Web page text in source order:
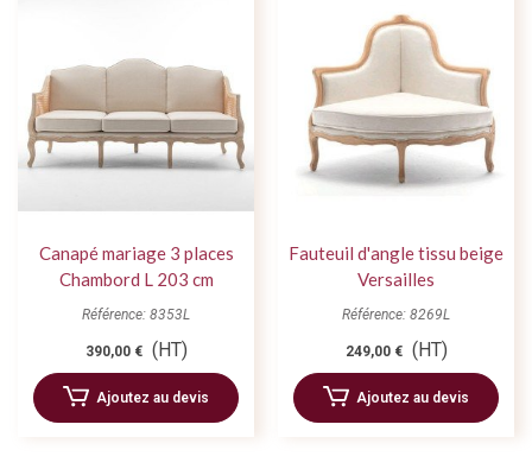
Canapé mariage 3 places
Chambord L 203 cm
Référence: 8353L
390,00 € (HT)
Ajoutez au devis
Fauteuil d'angle tissu beige
Versailles
Référence: 8269L
249,00 € (HT)
Ajoutez au devis